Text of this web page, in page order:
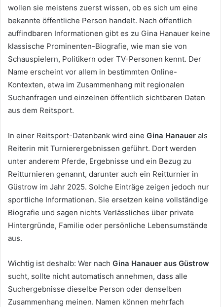
wollen sie meistens zuerst wissen, ob es sich um eine
bekannte öffentliche Person handelt. Nach öffentlich
auffindbaren Informationen gibt es zu Gina Hanauer keine
klassische Prominenten-Biografie, wie man sie von
Schauspielern, Politikern oder TV-Personen kennt. Der
Name erscheint vor allem in bestimmten Online-
Kontexten, etwa im Zusammenhang mit regionalen
Suchanfragen und einzelnen öffentlich sichtbaren Daten
aus dem Reitsport.
In einer Reitsport-Datenbank wird eine Gina Hanauer als
Reiterin mit Turnierergebnissen geführt. Dort werden
unter anderem Pferde, Ergebnisse und ein Bezug zu
Reitturnieren genannt, darunter auch ein Reitturnier in
Güstrow im Jahr 2025. Solche Einträge zeigen jedoch nur
sportliche Informationen. Sie ersetzen keine vollständige
Biografie und sagen nichts Verlässliches über private
Hintergründe, Familie oder persönliche Lebensumstände
aus.
Wichtig ist deshalb: Wer nach Gina Hanauer aus Güstrow
sucht, sollte nicht automatisch annehmen, dass alle
Suchergebnisse dieselbe Person oder denselben
Zusammenhang meinen. Namen können mehrfach